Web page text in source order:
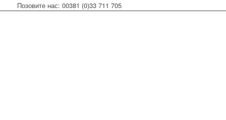
Позовите нас: 00381 (0)33 711 705